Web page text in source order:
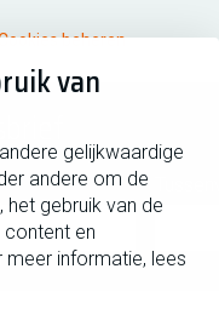
van
gelijkwaardige
andere om de
gebruik van de
en
meer informatie, lees
beheren